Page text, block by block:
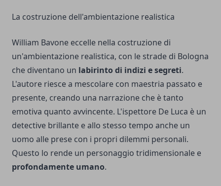
La costruzione dell'ambientazione realistica
William Bavone eccelle nella costruzione di
un'ambientazione realistica, con le strade di Bologna
che diventano un labirinto di indizi e segreti.
L'autore riesce a mescolare con maestria passato e
presente, creando una narrazione che è tanto
emotiva quanto avvincente. L'ispettore De Luca è un
detective brillante e allo stesso tempo anche un
uomo alle prese con i propri dilemmi personali.
Questo lo rende un personaggio tridimensionale e
profondamente umano.